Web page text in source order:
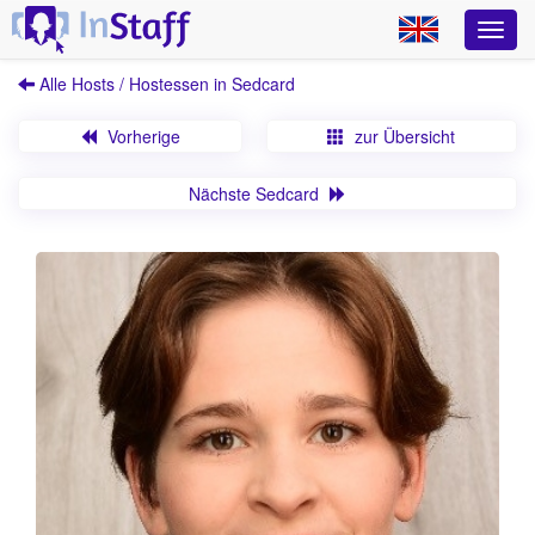
Alle Hosts / Hostessen in Sedcard
Vorherige zur Übersicht
Nächste Sedcard